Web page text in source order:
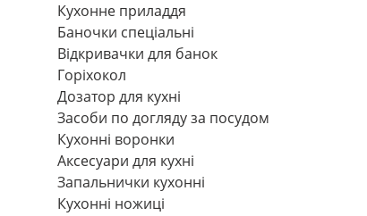
Кухонне приладдя
Баночки спеціальні
Відкривачки для банок
Горіхокол
Дозатор для кухні
Засоби по догляду за посудом
Кухонні воронки
Аксесуари для кухні
Запальнички кухонні
Кухонні ножиці